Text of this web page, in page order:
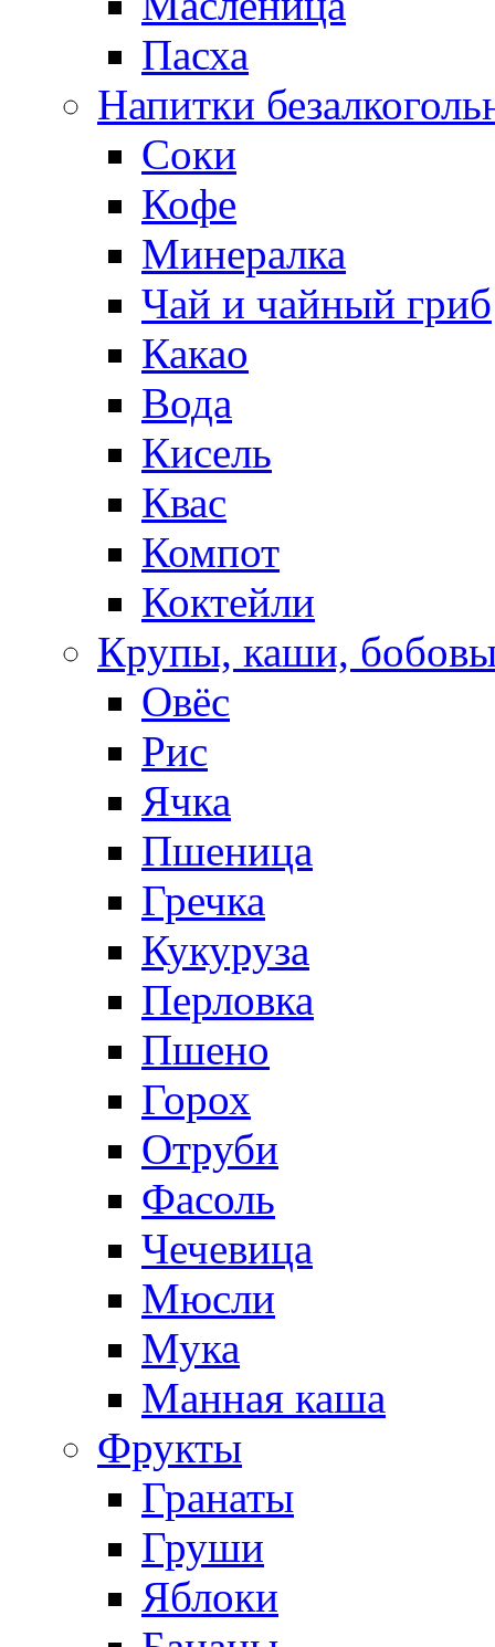
Пасха
Напитки
Соки
Кофе
Минералка
Чай и чайный гриб
Какао
Вода
Кисель
Квас
Компот
Коктейли
Крупы, каши,
Овёс
Рис
Ячка
Пшеница
Гречка
Кукуруза
Перловка
Пшено
Горох
Отруби
Фасоль
Чечевица
Мюсли
Мука
Манная каша
Фрукты
Гранаты
Груши
Яблоки